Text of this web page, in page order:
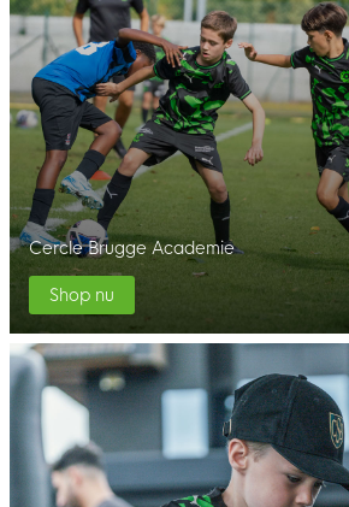
Cercle Brugge Academie
Shop nu